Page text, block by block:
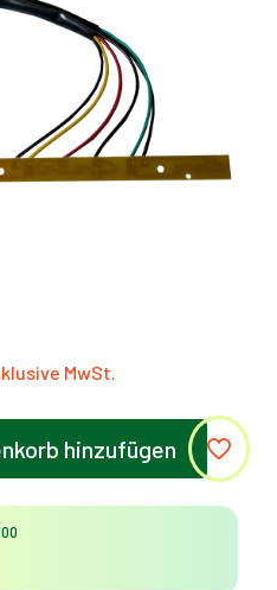
hinzufügen